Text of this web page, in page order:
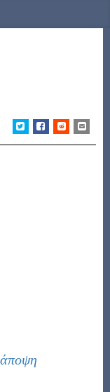
άποψη